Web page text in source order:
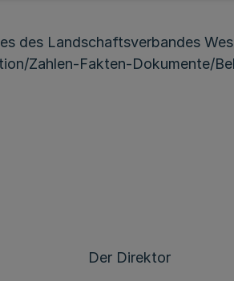
des Landschaftsverbandes
Zahlen-Fakten-Dokumente/
Der Direktor